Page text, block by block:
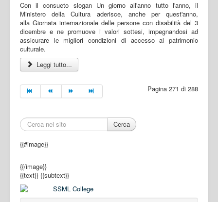
Con il consueto slogan Un giorno all'anno tutto l'anno, il
Ministero della Cultura aderisce, anche per quest'anno,
alla Giornata internazionale delle persone con disabilità del 3
dicembre e ne promuove i valori sottesi, impegnandosi ad
assicurare le migliori condizioni di accesso al patrimonio
culturale.
Leggi tutto...
Pagina 271 di 288
Cerca
{{#image}}
{{/image}}
{{text}} {{subtext}}